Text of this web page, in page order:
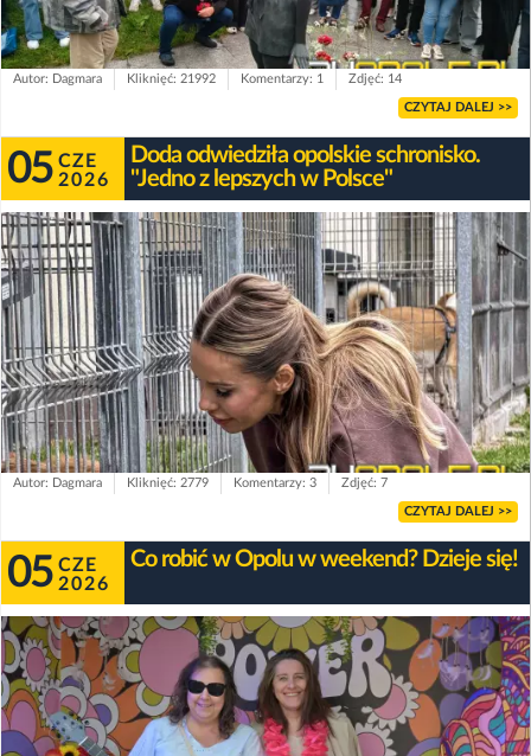
Autor: Dagmara Kliknięć: 21992 Komentarzy: 1 Zdjęć: 14
CZYTAJ DALEJ >>
05 CZE
2026
Doda odwiedziła opolskie schronisko.
"Jedno z lepszych w Polsce"
Autor: Dagmara Kliknięć: 2779 Komentarzy: 3 Zdjęć: 7
CZYTAJ DALEJ >>
05 CZE
2026
Co robić w Opolu w weekend? Dzieje się!